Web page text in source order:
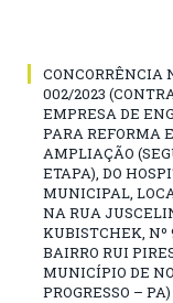
CONCORRÊNCIA
002/2023
EMPRESA DE
PARA REFORMA E
AMPLIAÇÃO
ETAPA), DO
MUNICIPAL,
NA RUA
KUBISTCHEK, Nº
BAIRRO RUI
MUNICÍPIO DE
PROGRESSO – PA)